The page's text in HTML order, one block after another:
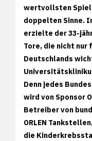
wertvollsten
doppelten Sinne.
erzielte der 33-
Tore, die nicht
Deutschlands
Denn jedes
wird von Sponsor
Betreiber von
ORLEN
die